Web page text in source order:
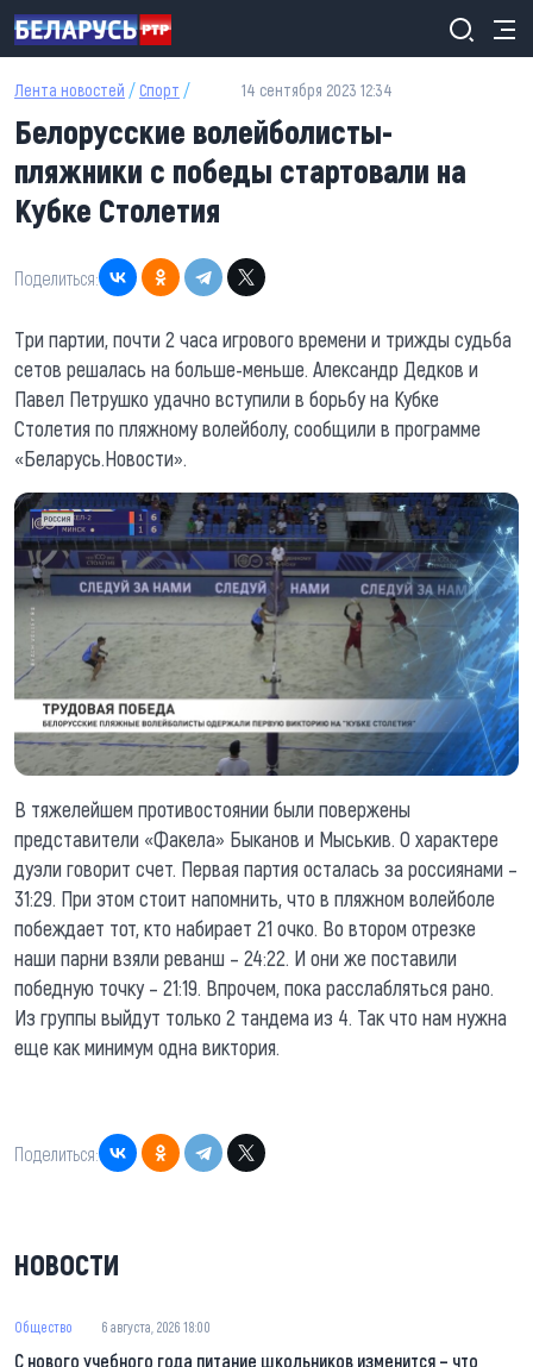
Перейти к основному содержанию
Лента новостей / Спорт / 14 сентября 2023 12:34
Белорусские волейболисты-
пляжники с победы стартовали на
Кубке Столетия
Поделиться:
Три партии, почти 2 часа игрового времени и трижды судьба
сетов решалась на больше-меньше. Александр Дедков и
Павел Петрушко удачно вступили в борьбу на Кубке
Столетия по пляжному волейболу, сообщили в программе
«Беларусь.Новости».
В тяжелейшем противостоянии были повержены
представители «Факела» Быканов и Мыськив. О характере
дуэли говорит счет. Первая партия осталась за россиянами –
31:29. При этом стоит напомнить, что в пляжном волейболе
побеждает тот, кто набирает 21 очко. Во втором отрезке
наши парни взяли реванш – 24:22. И они же поставили
победную точку – 21:19. Впрочем, пока расслабляться рано.
Из группы выйдут только 2 тандема из 4. Так что нам нужна
еще как минимум одна виктория.
Поделиться:
НОВОСТИ
Общество 6 августа, 2026 18:00
С нового учебного года питание школьников изменится – что